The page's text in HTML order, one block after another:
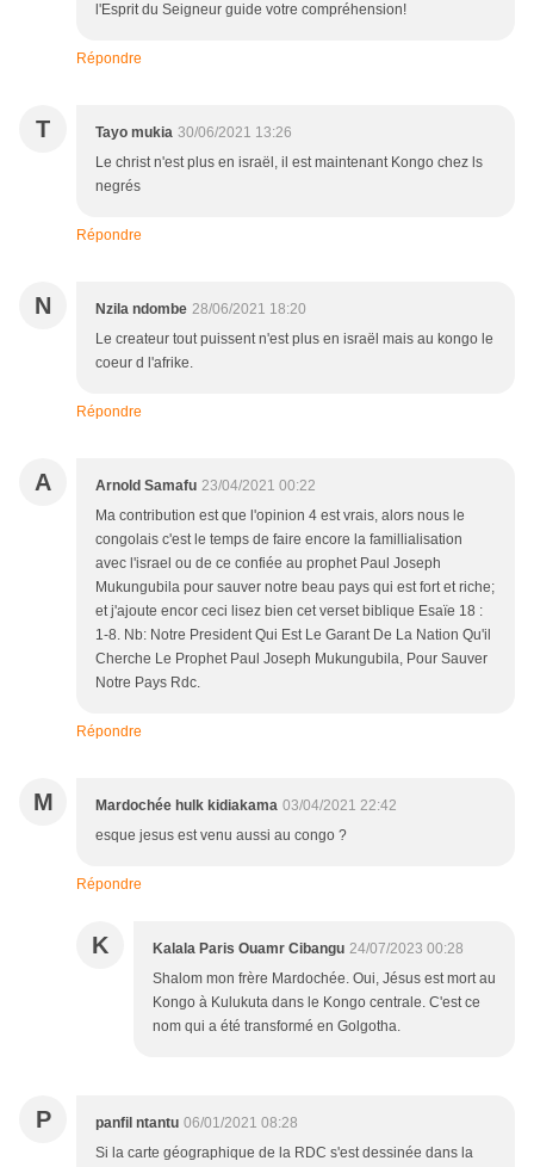
l'Esprit du Seigneur guide votre compréhension!
Répondre
T Tayo mukia 30/06/2021 13:26
Le christ n'est plus en israël, il est maintenant Kongo chez ls
negrés
Répondre
N Nzila ndombe 28/06/2021 18:20
Le createur tout puissent n'est plus en israël mais au kongo le
coeur d l'afrike.
Répondre
A Arnold Samafu 23/04/2021 00:22
Ma contribution est que l'opinion 4 est vrais, alors nous le
congolais c'est le temps de faire encore la famillialisation
avec l'israel ou de ce confiée au prophet Paul Joseph
Mukungubila pour sauver notre beau pays qui est fort et riche;
et j'ajoute encor ceci lisez bien cet verset biblique Esaïe 18 :
1-8. Nb: Notre President Qui Est Le Garant De La Nation Qu'il
Cherche Le Prophet Paul Joseph Mukungubila, Pour Sauver
Notre Pays Rdc.
Répondre
M Mardochée hulk kidiakama 03/04/2021 22:42
esque jesus est venu aussi au congo ?
Répondre
K Kalala Paris Ouamr Cibangu 24/07/2023 00:28
Shalom mon frère Mardochée. Oui, Jésus est mort au
Kongo à Kulukuta dans le Kongo centrale. C'est ce
nom qui a été transformé en Golgotha.
P panfil ntantu 06/01/2021 08:28
Si la carte géographique de la RDC s'est dessinée dans la